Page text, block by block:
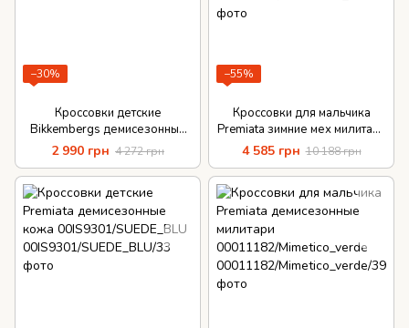
−30%
Кроссовки детские
Bikkembergs демисезонные
K3X4-20508
2 990 грн 4 272 грн
−55%
Кроссовки для мальчика
Premiata зимние мех милитари
M0080882/VERDONE_ARANC
4 585 грн 10 188 грн